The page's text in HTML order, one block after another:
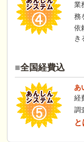
業
務
依
き
全国経費込
あ
経
調
と